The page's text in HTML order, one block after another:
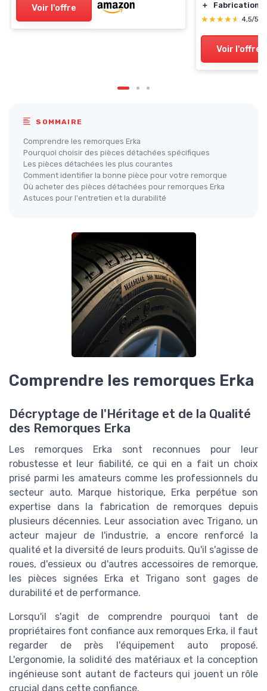
Voir l'offre
＋
Fabrication
★★★★★
★★★★★ 4,5/5
Voir l'offre
SOMMAIRE
Comprendre les remorques Erka
Pourquoi choisir des pièces détachées spécifiques
Les pièces détachées les plus courantes
Comment identifier la bonne pièce pour votre remorque
Où acheter des pièces détachées pour remorques Erka
Astuces pour l'entretien et la durabilité
Comprendre les remorques Erka
Décryptage de l'Héritage et de la Qualité
des Remorques Erka
Les remorques Erka sont reconnues pour leur
robustesse et leur fiabilité, ce qui en a fait un choix
prisé parmi les amateurs comme les professionnels du
secteur auto. Marque historique, Erka perpétue son
expertise dans la fabrication de remorques depuis
plusieurs décennies. Leur association avec Trigano, un
acteur majeur de l'industrie, a encore renforcé la
qualité et la diversité de leurs produits. Qu'il s'agisse de
roues, d'essieux ou d'autres accessoires de remorque,
les pièces signées Erka et Trigano sont gages de
durabilité et de performance.
Lorsqu'il s'agit de comprendre pourquoi tant de
propriétaires font confiance aux remorques Erka, il faut
regarder de près l'équipement auto proposé.
L'ergonomie, la solidité des matériaux et la conception
ingénieuse sont autant de facteurs qui jouent un rôle
crucial dans cette confiance.